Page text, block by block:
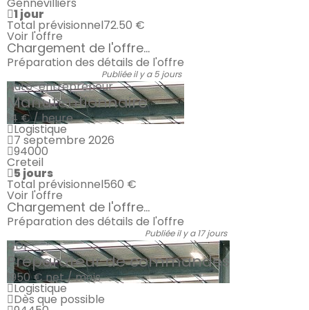
1 jour
Total prévisionnel72.50 €
Voir l'offre
Chargement de l'offre...
Préparation des détails de l'offre
Publiée il y a 5 jours
Auto-entrepreneur
Manutentionnaire
14 € / heure
Logistique
7 septembre 2026
94000
Creteil
5 jours
Total prévisionnel560 €
Voir l'offre
Chargement de l'offre...
Préparation des détails de l'offre
Publiée il y a 17 jours
CDI
Préparateur de commandes
1950 €net / mois
Logistique
Dès que possible